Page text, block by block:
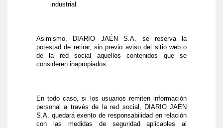
industrial.
Asimismo, DIARIO JAÉN S.A. se reserva la
potestad de retirar, sin previo aviso del sitio web o
de la red social aquellos contenidos que se
consideren inapropiados.
En todo caso, si los usuarios remiten información
personal a través de la red social, DIARIO JAÉN
S.A. quedará exento de responsabilidad en relación
con las medidas de seguridad aplicables al